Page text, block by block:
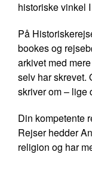
historiske vinkel
På
bookes og
arkivet med
selv har skrevet.
skriver om – lige
Din kompetente
Rejser hedder
religion og har